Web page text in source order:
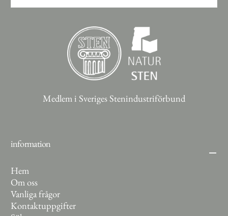
Medlem i Sveriges Stenindustriförbund
information
Hem
Om oss
Vanliga frågor
Kontaktuppgifter